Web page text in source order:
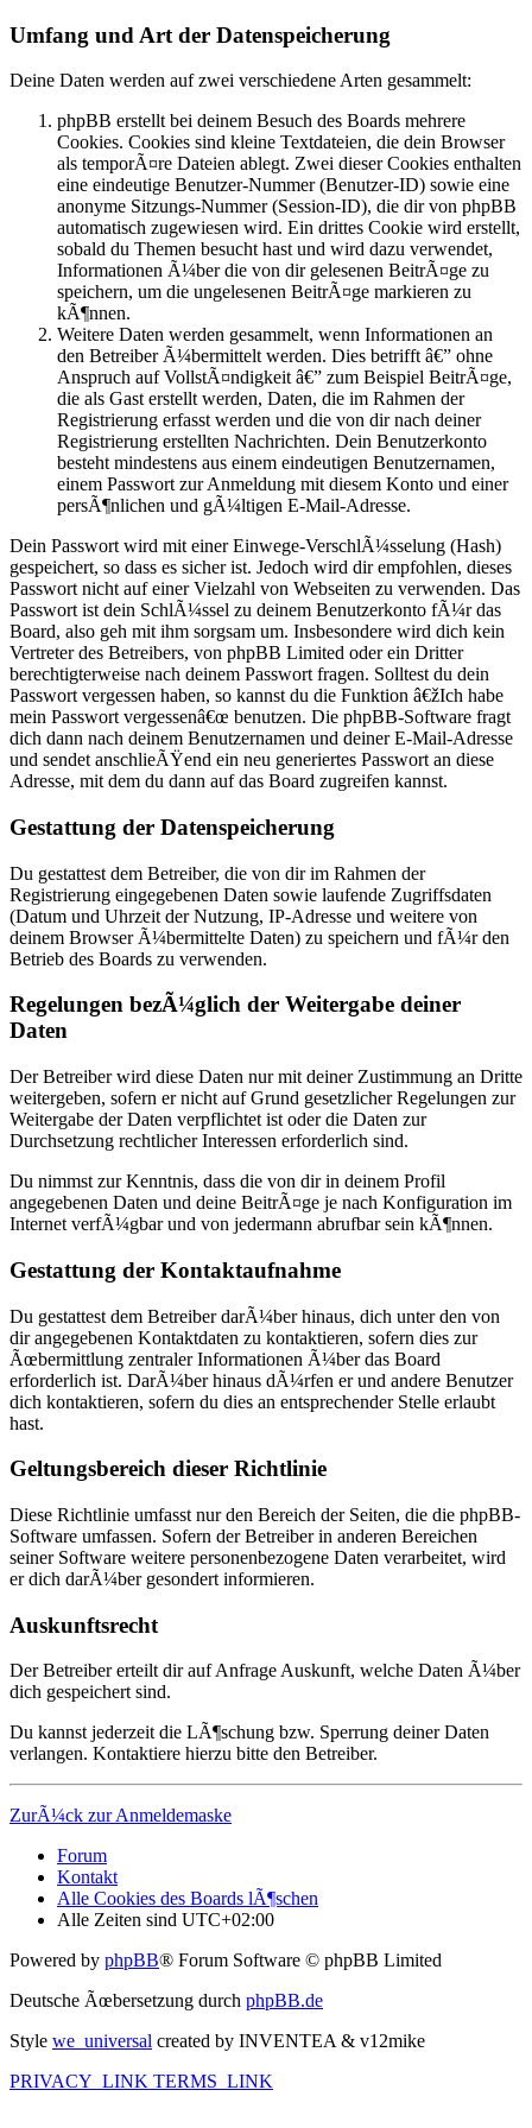
Umfang und Art der Datenspeicherung
Deine Daten werden auf zwei verschiedene Arten gesammelt:
phpBB erstellt bei deinem Besuch des Boards mehrere
Cookies. Cookies sind kleine Textdateien, die dein Browser
als temporÃ¤re Dateien ablegt. Zwei dieser Cookies enthalten
eine eindeutige Benutzer-Nummer (Benutzer-ID) sowie eine
anonyme Sitzungs-Nummer (Session-ID), die dir von phpBB
automatisch zugewiesen wird. Ein drittes Cookie wird erstellt,
sobald du Themen besucht hast und wird dazu verwendet,
Informationen Ã¼ber die von dir gelesenen BeitrÃ¤ge zu
speichern, um die ungelesenen BeitrÃ¤ge markieren zu
kÃ¶nnen.
Weitere Daten werden gesammelt, wenn Informationen an
den Betreiber Ã¼bermittelt werden. Dies betrifft â€” ohne
Anspruch auf VollstÃ¤ndigkeit â€” zum Beispiel BeitrÃ¤ge,
die als Gast erstellt werden, Daten, die im Rahmen der
Registrierung erfasst werden und die von dir nach deiner
Registrierung erstellten Nachrichten. Dein Benutzerkonto
besteht mindestens aus einem eindeutigen Benutzernamen,
einem Passwort zur Anmeldung mit diesem Konto und einer
persÃ¶nlichen und gÃ¼ltigen E-Mail-Adresse.
Dein Passwort wird mit einer Einwege-VerschlÃ¼sselung (Hash)
gespeichert, so dass es sicher ist. Jedoch wird dir empfohlen, dieses
Passwort nicht auf einer Vielzahl von Webseiten zu verwenden. Das
Passwort ist dein SchlÃ¼ssel zu deinem Benutzerkonto fÃ¼r das
Board, also geh mit ihm sorgsam um. Insbesondere wird dich kein
Vertreter des Betreibers, von phpBB Limited oder ein Dritter
berechtigterweise nach deinem Passwort fragen. Solltest du dein
Passwort vergessen haben, so kannst du die Funktion â€žIch habe
mein Passwort vergessenâ€œ benutzen. Die phpBB-Software fragt
dich dann nach deinem Benutzernamen und deiner E-Mail-Adresse
und sendet anschlieÃŸend ein neu generiertes Passwort an diese
Adresse, mit dem du dann auf das Board zugreifen kannst.
Gestattung der Datenspeicherung
Du gestattest dem Betreiber, die von dir im Rahmen der
Registrierung eingegebenen Daten sowie laufende Zugriffsdaten
(Datum und Uhrzeit der Nutzung, IP-Adresse und weitere von
deinem Browser Ã¼bermittelte Daten) zu speichern und fÃ¼r den
Betrieb des Boards zu verwenden.
Regelungen bezÃ¼glich der Weitergabe deiner
Daten
Der Betreiber wird diese Daten nur mit deiner Zustimmung an Dritte
weitergeben, sofern er nicht auf Grund gesetzlicher Regelungen zur
Weitergabe der Daten verpflichtet ist oder die Daten zur
Durchsetzung rechtlicher Interessen erforderlich sind.
Du nimmst zur Kenntnis, dass die von dir in deinem Profil
angegebenen Daten und deine BeitrÃ¤ge je nach Konfiguration im
Internet verfÃ¼gbar und von jedermann abrufbar sein kÃ¶nnen.
Gestattung der Kontaktaufnahme
Du gestattest dem Betreiber darÃ¼ber hinaus, dich unter den von
dir angegebenen Kontaktdaten zu kontaktieren, sofern dies zur
Ãœbermittlung zentraler Informationen Ã¼ber das Board
erforderlich ist. DarÃ¼ber hinaus dÃ¼rfen er und andere Benutzer
dich kontaktieren, sofern du dies an entsprechender Stelle erlaubt
hast.
Geltungsbereich dieser Richtlinie
Diese Richtlinie umfasst nur den Bereich der Seiten, die die phpBB-
Software umfassen. Sofern der Betreiber in anderen Bereichen
seiner Software weitere personenbezogene Daten verarbeitet, wird
er dich darÃ¼ber gesondert informieren.
Auskunftsrecht
Der Betreiber erteilt dir auf Anfrage Auskunft, welche Daten Ã¼ber
dich gespeichert sind.
Du kannst jederzeit die LÃ¶schung bzw. Sperrung deiner Daten
verlangen. Kontaktiere hierzu bitte den Betreiber.
ZurÃ¼ck zur Anmeldemaske
Forum
Kontakt
Alle Cookies des Boards lÃ¶schen
Alle Zeiten sind UTC+02:00
Powered by phpBB® Forum Software © phpBB Limited
Deutsche Ãœbersetzung durch phpBB.de
Style we_universal created by INVENTEA & v12mike
PRIVACY_LINK TERMS_LINK